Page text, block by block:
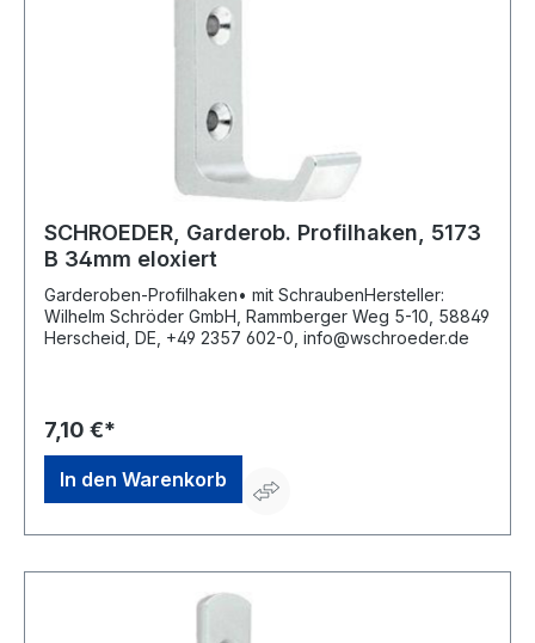
SCHROEDER, Garderob. Profilhaken, 5173
B 34mm eloxiert
Garderoben-Profilhaken• mit SchraubenHersteller:
Wilhelm Schröder GmbH, Rammberger Weg 5-10, 58849
Herscheid, DE, +49 2357 602-0, info@wschroeder.de
7,10 €*
In den Warenkorb